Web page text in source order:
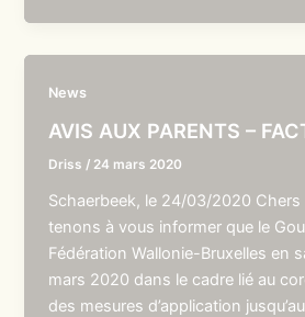
News
AVIS AUX PARENTS –
Driss / 24 mars 2020
Schaerbeek, le 24/03/2020
tenons à vous informer que le
Fédération Wallonie-Bruxelles en
mars 2020 dans le cadre lié au
des mesures d’application